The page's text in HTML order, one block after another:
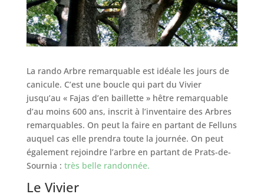
La rando Arbre remarquable est idéale les jours de
canicule. C’est une boucle qui part du Vivier
jusqu’au « Fajas d’en baillette » hêtre remarquable
d’au moins 600 ans, inscrit à l’inventaire des Arbres
remarquables. On peut la faire en partant de Felluns
auquel cas elle prendra toute la journée. On peut
également rejoindre l’arbre en partant de Prats-de-
Sournia : très belle randonnée.
Le Vivier